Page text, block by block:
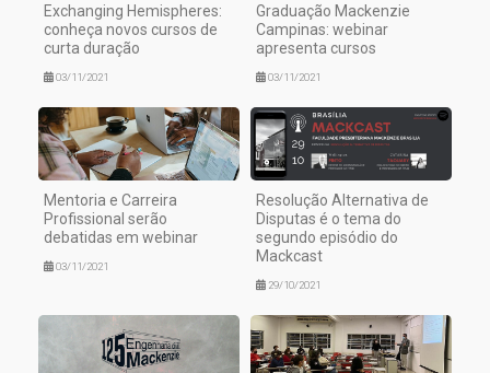
Exchanging Hemispheres:
conheça novos cursos de
curta duração
03/11/2021
Graduação Mackenzie
Campinas: webinar
apresenta cursos
03/11/2021
Mentoria e Carreira
Profissional serão
debatidas em webinar
03/11/2021
Resolução Alternativa de
Disputas é o tema do
segundo episódio do
Mackcast
29/10/2021